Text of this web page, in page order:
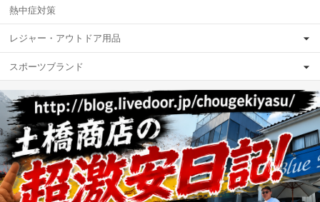
熱中症対策
レジャー・アウトドア用品
スポーツブランド